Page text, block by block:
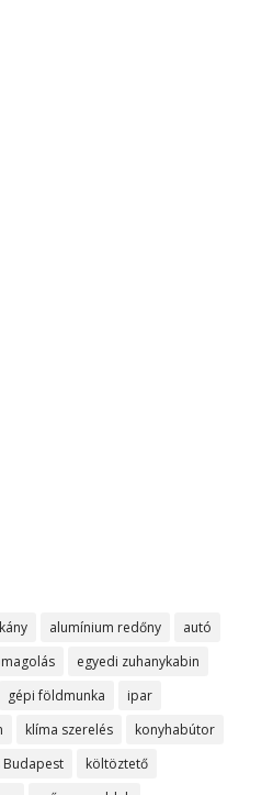
alumínium redőny
autó
egyedi zuhanykabin
gépi földmunka
ipar
klíma szerelés
konyhabútor
költöztető